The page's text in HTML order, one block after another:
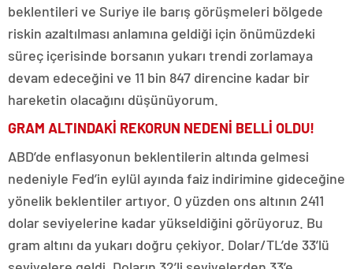
beklentileri ve Suriye ile barış görüşmeleri bölgede
riskin azaltılması anlamına geldiği için önümüzdeki
süreç içerisinde borsanın yukarı trendi zorlamaya
devam edeceğini ve 11 bin 847 direncine kadar bir
hareketin olacağını düşünüyorum.
GRAM ALTINDAKİ REKORUN NEDENİ BELLİ OLDU!
ABD’de enflasyonun beklentilerin altında gelmesi
nedeniyle Fed’in eylül ayında faiz indirimine gideceğine
yönelik beklentiler artıyor. O yüzden ons altının 2411
dolar seviyelerine kadar yükseldiğini görüyoruz. Bu
gram altını da yukarı doğru çekiyor. Dolar/TL’de 33’lü